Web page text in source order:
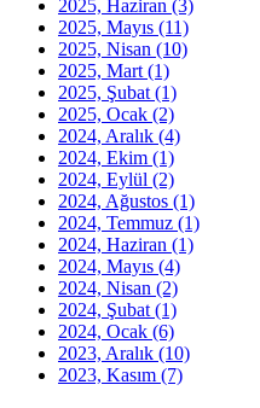
2025, Haziran (3)
2025, Mayıs (11)
2025, Nisan (10)
2025, Mart (1)
2025, Şubat (1)
2025, Ocak (2)
2024, Aralık (4)
2024, Ekim (1)
2024, Eylül (2)
2024, Ağustos (1)
2024, Temmuz (1)
2024, Haziran (1)
2024, Mayıs (4)
2024, Nisan (2)
2024, Şubat (1)
2024, Ocak (6)
2023, Aralık (10)
2023, Kasım (7)